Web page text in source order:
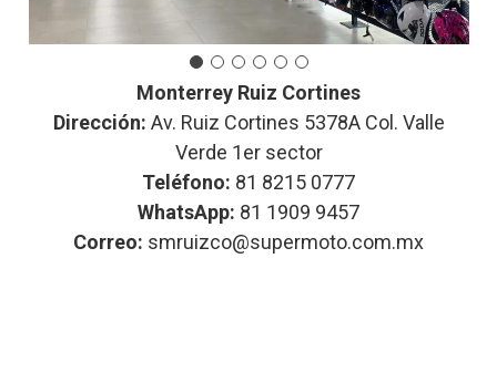
Monterrey Ruiz Cortines
Dirección: Av. Ruiz Cortines 5378A Col. Valle
Verde 1er sector
Teléfono: 81 8215 0777
WhatsApp: 81 1909 9457
Correo: smruizco@supermoto.com.mx